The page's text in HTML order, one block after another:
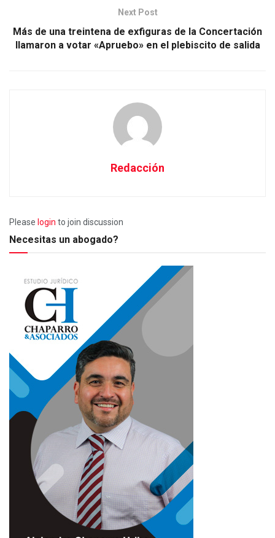
Next Post
Más de una treintena de exfiguras de la Concertación
llamaron a votar «Apruebo» en el plebiscito de salida
Redacción
Please login to join discussion
Necesitas un abogado?